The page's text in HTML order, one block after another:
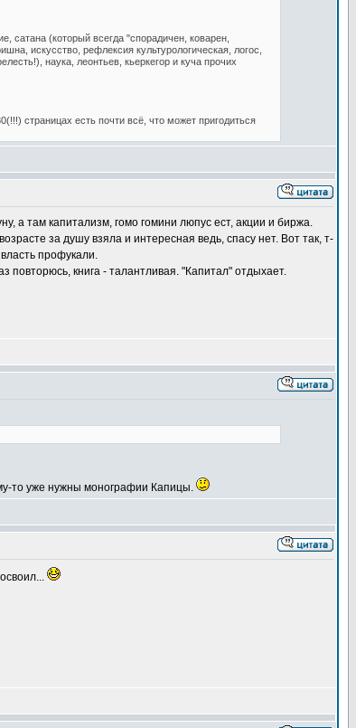
сатана (который всегда "спорадичен, коварен,
искусство, рефлексия культурологическая, логос,
наука, леонтьев, кьеркегор и куча прочих
страницах есть почти всё, что может пригодиться
а там капитализм, гомо гомини люпус ест, акции и биржа.
за душу взяла и интересная ведь, спасу нет. Вот так, т-
профукали.
повторюсь, книга - талантливая. "Капитал" отдыхает.
то уже нужны монографии Капицы.